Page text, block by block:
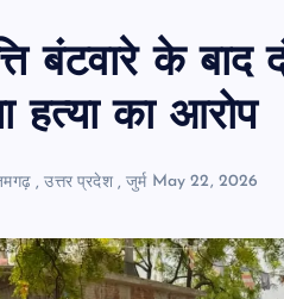
बंटवारे के बाद
हत्या का आरोप
,उत्तर प्रदेश,जुर्म May 22, 2026